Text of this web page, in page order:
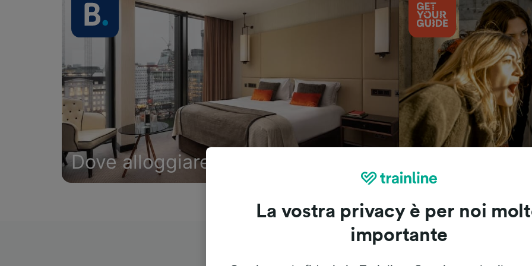
Dove alloggiare
Le recensioni dei nostri viaggiatori
La vostra privacy è per noi
importante